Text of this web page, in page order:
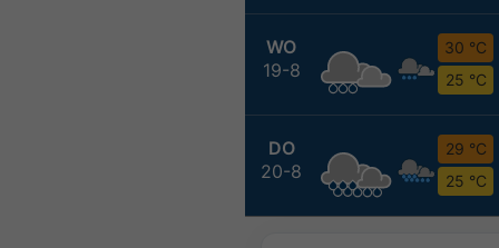
WO
19-8
30 °C
25 °C
DO
20-8
29 °C
25 °C